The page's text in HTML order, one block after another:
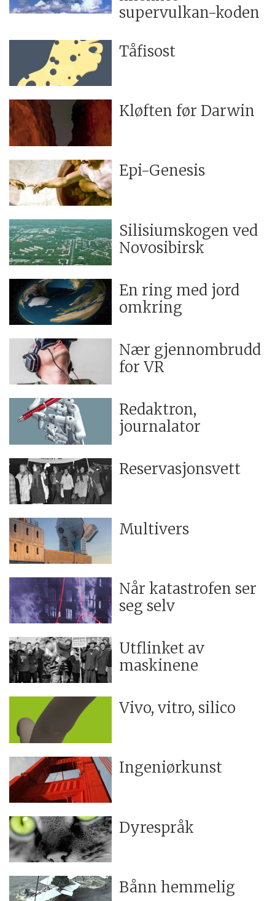
supervulkan-koden
Tåfisost
Kløften før Darwin
Epi-Genesis
Silisiumskogen ved
Novosibirsk
En ring med jord
omkring
Nær gjennombrudd
for VR
Redaktron,
journalator
Reservasjonsvett
Multivers
Når katastrofen ser
seg selv
Utflinket av
maskinene
Vivo, vitro, silico
Ingeniørkunst
Dyrespråk
Bånn hemmelig